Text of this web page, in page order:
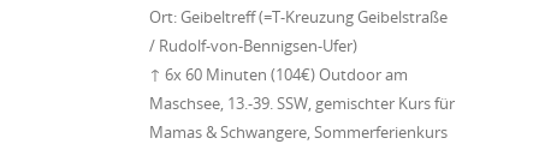
Ort:Geibeltreff (=T-Kreuzung Geibelstraße
/ Rudolf-von-Bennigsen-Ufer)
↑ 6x 60 Minuten (104€) Outdoor am
Maschsee, 13.-39. SSW, gemischter Kurs für
Mamas & Schwangere, Sommerferienkurs